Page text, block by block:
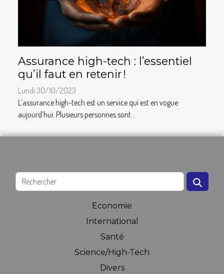
Assurance high-tech : l’essentiel
qu’il faut en retenir !
Lundi 30/10/2023
L’assurance high-tech est un service qui est en vogue
aujourd’hui. Plusieurs personnes sont...
Economie
International
Santé
Science/High-Tech
Divers